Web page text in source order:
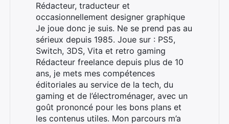
Rédacteur, traducteur et
occasionnellement designer graphique
Je joue donc je suis. Ne se prend pas au
sérieux depuis 1985. Joue sur : PS5,
Switch, 3DS, Vita et retro gaming
Rédacteur freelance depuis plus de 10
ans, je mets mes compétences
éditoriales au service de la tech, du
gaming et de l’électroménager, avec un
goût prononcé pour les bons plans et
les contenus utiles. Mon parcours m’a
Rechercher
: